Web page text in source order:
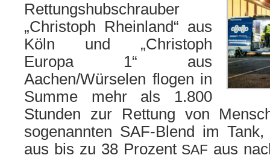
Rettungshubschrauber
„Christoph Rheinland“ aus
Köln und „Christoph
Europa 1“ aus
Aachen/Würselen flo­gen in
Summe mehr als 1.800
Stunden zur Rettung von
soge­nann­ten SAF-Blend im
aus bis zu 38 Prozent SAF aus